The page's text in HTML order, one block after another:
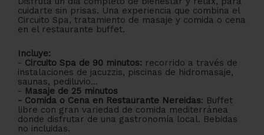
cuidarte sin prisas. Una experiencia que combina el
Circuito Spa, tratamiento de masaje y comida o cena
en el restaurante buffet.
Incluye:
- Circuito Spa de 90 minutos: recorrido a través de
instalaciones de jacuzzis, piscinas de hidromasaje,
saunas, pediluvio...
- Masaje de 25 minutos
- Comida o Cena en Restaurante Nereidas: Buffet
libre con gran variedad de comida mediterránea
donde disfrutar de una gastronomía local. Bebidas
no incluidas.